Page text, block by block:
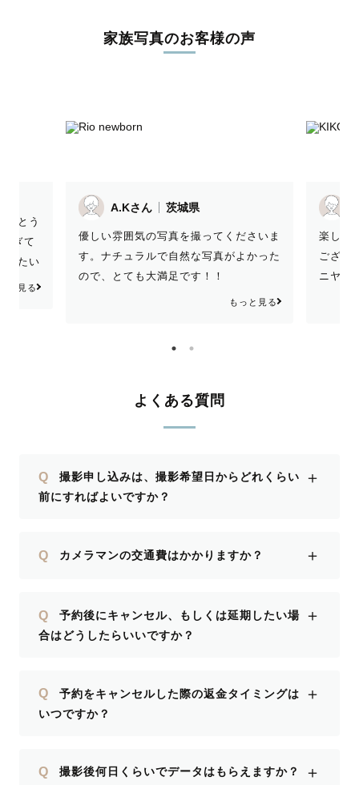
家族写真のお客様の声
がとう
ぎて
したい
と見る
A.Kさん 茨城県
優しい雰囲気の写真を撮ってくださいま
す。ナチュラルで自然な写真がよかった
ので、とても大満足です！！
もっと見る
楽しく
ござい
ニヤニ
よくある質問
Q
撮影申し込みは、撮影希望日からどれくらい
前にすればよいですか？
＋
Q カメラマンの交通費はかかりますか？ ＋
Q
予約後にキャンセル、もしくは延期したい場
合はどうしたらいいですか？
＋
Q
予約をキャンセルした際の返金タイミングは
いつですか？
＋
Q 撮影後何日くらいでデータはもらえますか？ ＋